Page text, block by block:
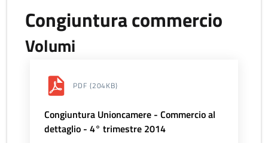
Congiuntura commercio
Volumi
PDF (204KB)
Congiuntura Unioncamere - Commercio al
dettaglio - 4° trimestre 2014